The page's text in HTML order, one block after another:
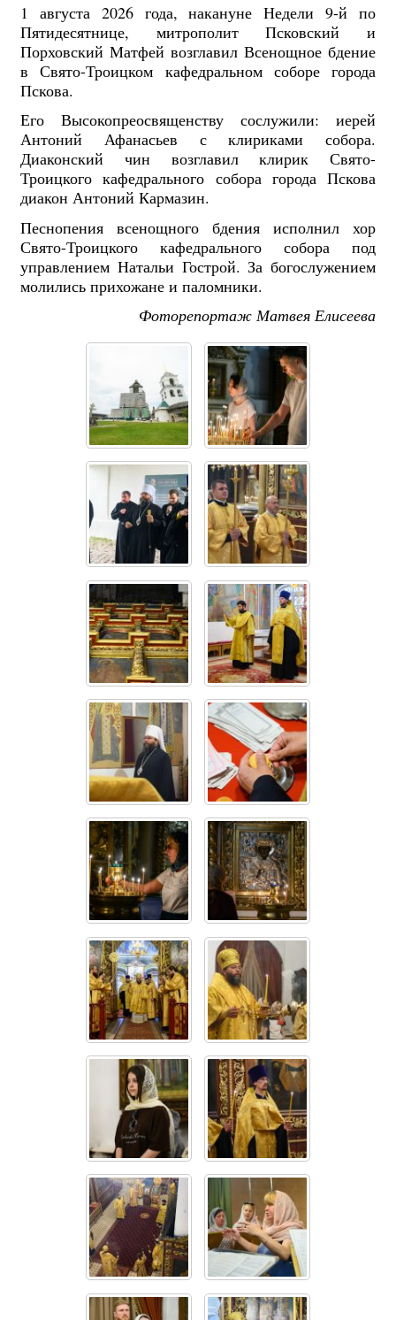
1 августа 2026 года, накануне Недели 9-й по
Пятидесятнице, митрополит Псковский и
Порховский Матфей возглавил Всенощное бдение
в Свято-Троицком кафедральном соборе города
Пскова.
Его Высокопреосвященству сослужили: иерей
Антоний Афанасьев с клириками собора.
Диаконский чин возглавил клирик Свято-
Троицкого кафедрального собора города Пскова
диакон Антоний Кармазин.
Песнопения всенощного бдения исполнил хор
Свято-Троицкого кафедрального собора под
управлением Натальи Гострой. За богослужением
молились прихожане и паломники.
Фоторепортаж Матвея Елисеева